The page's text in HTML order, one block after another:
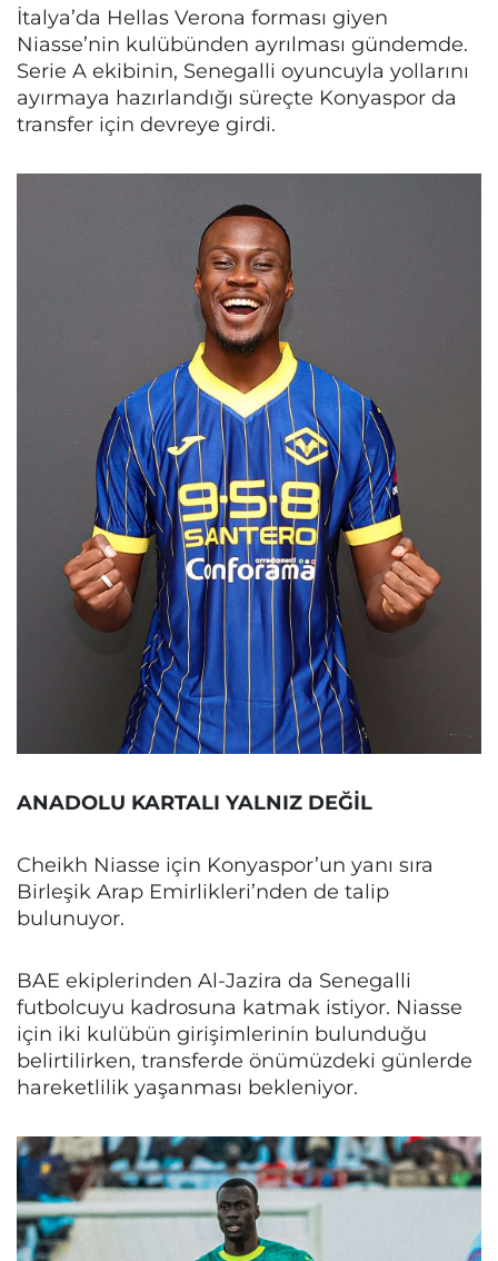
İtalya’da Hellas Verona forması giyen
Niasse’nin kulübünden ayrılması gündemde.
Serie A ekibinin, Senegalli oyuncuyla yollarını
ayırmaya hazırlandığı süreçte Konyaspor da
transfer için devreye girdi.
ANADOLU KARTALI YALNIZ DEĞİL
Cheikh Niasse için Konyaspor’un yanı sıra
Birleşik Arap Emirlikleri’nden de talip
bulunuyor.
BAE ekiplerinden Al-Jazira da Senegalli
futbolcuyu kadrosuna katmak istiyor. Niasse
için iki kulübün girişimlerinin bulunduğu
belirtilirken, transferde önümüzdeki günlerde
hareketlilik yaşanması bekleniyor.